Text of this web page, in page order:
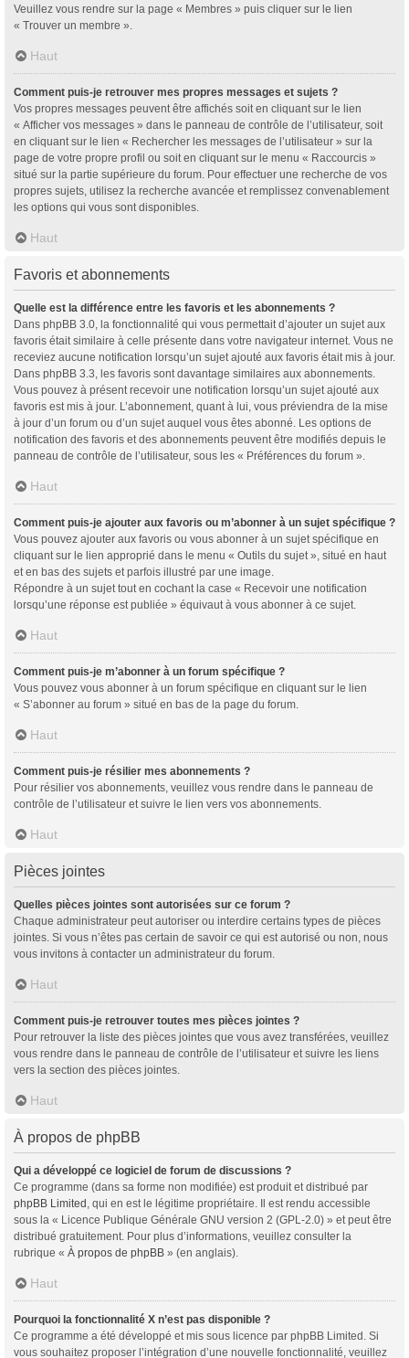
Veuillez vous rendre sur la page « Membres » puis cliquer sur le lien
« Trouver un membre ».
Haut
Comment puis-je retrouver mes propres messages et sujets ?
Vos propres messages peuvent être affichés soit en cliquant sur le lien
« Afficher vos messages » dans le panneau de contrôle de l’utilisateur, soit
en cliquant sur le lien « Rechercher les messages de l’utilisateur » sur la
page de votre propre profil ou soit en cliquant sur le menu « Raccourcis »
situé sur la partie supérieure du forum. Pour effectuer une recherche de vos
propres sujets, utilisez la recherche avancée et remplissez convenablement
les options qui vous sont disponibles.
Haut
Favoris et abonnements
Quelle est la différence entre les favoris et les abonnements ?
Dans phpBB 3.0, la fonctionnalité qui vous permettait d’ajouter un sujet aux
favoris était similaire à celle présente dans votre navigateur internet. Vous ne
receviez aucune notification lorsqu’un sujet ajouté aux favoris était mis à jour.
Dans phpBB 3.3, les favoris sont davantage similaires aux abonnements.
Vous pouvez à présent recevoir une notification lorsqu’un sujet ajouté aux
favoris est mis à jour. L’abonnement, quant à lui, vous préviendra de la mise
à jour d’un forum ou d’un sujet auquel vous êtes abonné. Les options de
notification des favoris et des abonnements peuvent être modifiés depuis le
panneau de contrôle de l’utilisateur, sous les « Préférences du forum ».
Haut
Comment puis-je ajouter aux favoris ou m’abonner à un sujet spécifique ?
Vous pouvez ajouter aux favoris ou vous abonner à un sujet spécifique en
cliquant sur le lien approprié dans le menu « Outils du sujet », situé en haut
et en bas des sujets et parfois illustré par une image.
Répondre à un sujet tout en cochant la case « Recevoir une notification
lorsqu’une réponse est publiée » équivaut à vous abonner à ce sujet.
Haut
Comment puis-je m’abonner à un forum spécifique ?
Vous pouvez vous abonner à un forum spécifique en cliquant sur le lien
« S’abonner au forum » situé en bas de la page du forum.
Haut
Comment puis-je résilier mes abonnements ?
Pour résilier vos abonnements, veuillez vous rendre dans le panneau de
contrôle de l’utilisateur et suivre le lien vers vos abonnements.
Haut
Pièces jointes
Quelles pièces jointes sont autorisées sur ce forum ?
Chaque administrateur peut autoriser ou interdire certains types de pièces
jointes. Si vous n’êtes pas certain de savoir ce qui est autorisé ou non, nous
vous invitons à contacter un administrateur du forum.
Haut
Comment puis-je retrouver toutes mes pièces jointes ?
Pour retrouver la liste des pièces jointes que vous avez transférées, veuillez
vous rendre dans le panneau de contrôle de l’utilisateur et suivre les liens
vers la section des pièces jointes.
Haut
À propos de phpBB
Qui a développé ce logiciel de forum de discussions ?
Ce programme (dans sa forme non modifiée) est produit et distribué par
phpBB Limited , qui en est le légitime propriétaire. Il est rendu accessible
sous la « Licence Publique Générale GNU version 2 (GPL-2.0) » et peut être
distribué gratuitement. Pour plus d’informations, veuillez consulter la
rubrique « À propos de phpBB » (en anglais).
Haut
Pourquoi la fonctionnalité X n’est pas disponible ?
Ce programme a été développé et mis sous licence par phpBB Limited. Si
vous souhaitez proposer l’intégration d’une nouvelle fonctionnalité, veuillez